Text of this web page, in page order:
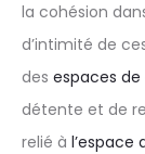
la cohésion
d’intimité de
des espaces
détente et de
relié à l’espace